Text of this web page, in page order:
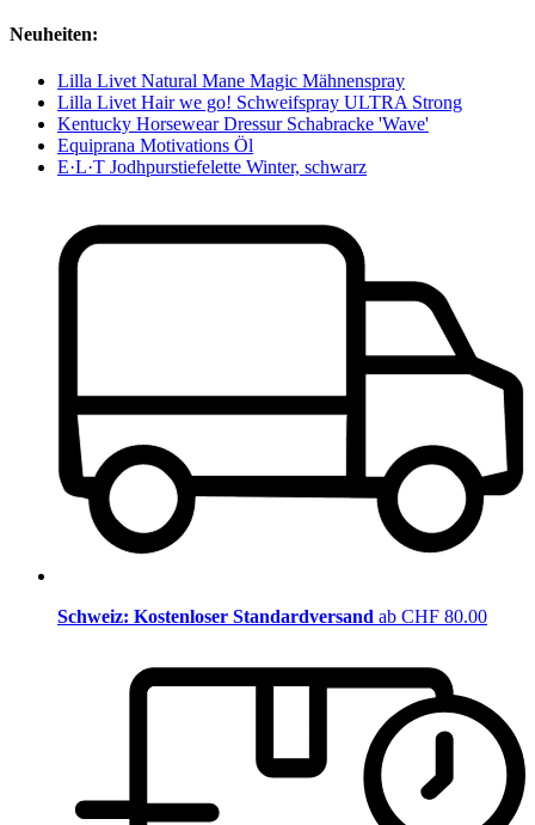
Neuheiten:
Lilla Livet Natural Mane Magic Mähnenspray
Lilla Livet Hair we go! Schweifspray ULTRA Strong
Kentucky Horsewear Dressur Schabracke 'Wave'
Equiprana Motivations Öl
E·L·T Jodhpurstiefelette Winter, schwarz
Schweiz: Kostenloser Standardversand ab CHF 80.00